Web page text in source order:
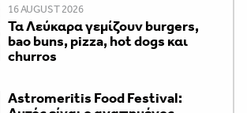
16 AUGUST 2026
Τα Λεύκαρα γεμίζουν burgers,
bao buns, pizza, hot dogs και
churros
Astromeritis Food Festival: